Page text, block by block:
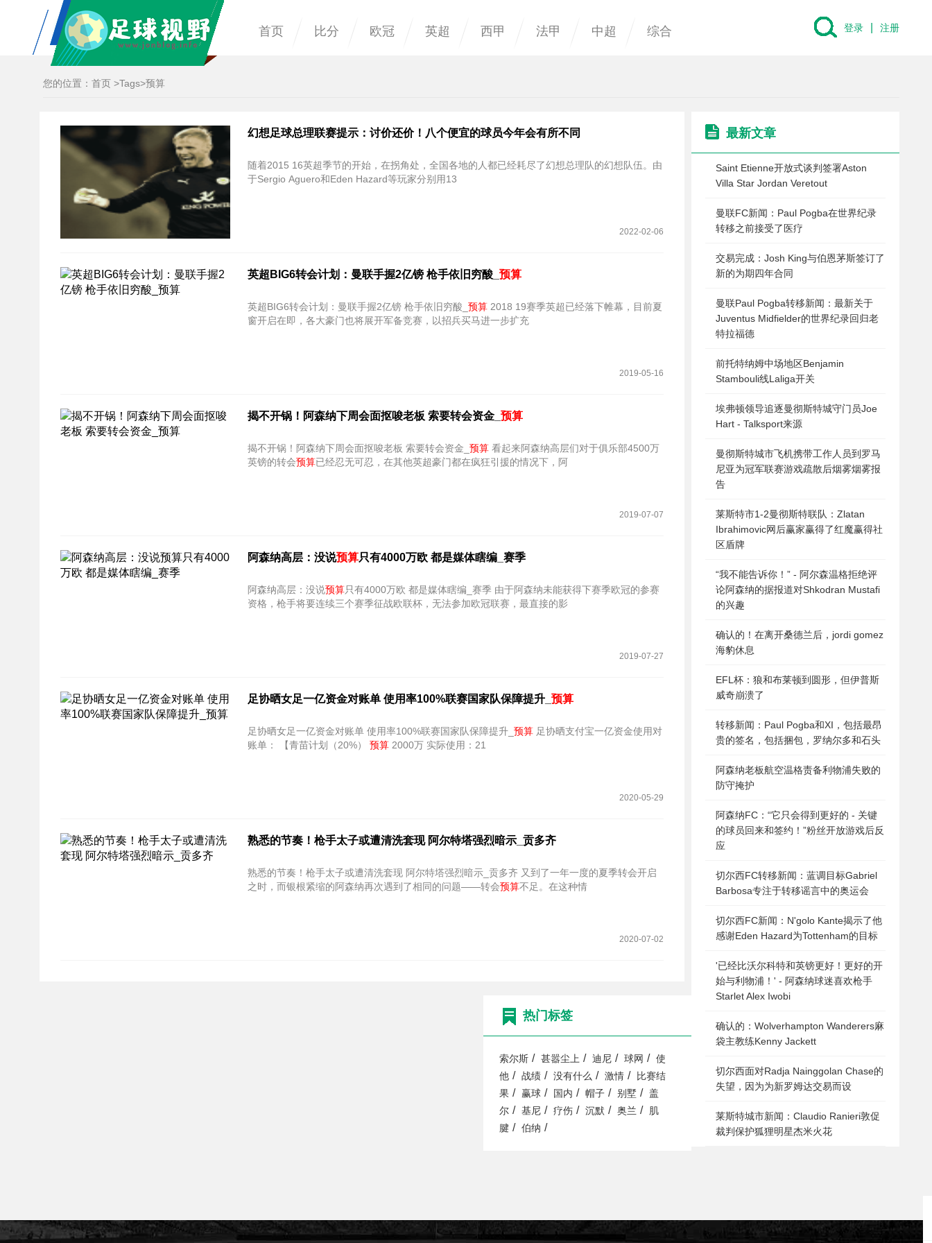
首页 比分 欧冠 英超 西甲 法甲 中超 综合 登录 注册
您的位置： 首页 >Tags>预算
幻想足球总理联赛提示：讨价还价！八个便宜的球员今年会有所不同
随着2015 16英超季节的开始，在拐角处，全国各地的人都已经耗尽了幻想总理队的幻想队伍。由
于Sergio Aguero和Eden Hazard等玩家分别用13
2022-02-06
英超BIG6转会计划：曼联手握2亿镑 枪手依旧穷酸_ 预算
英超BIG6转会计划：曼联手握2亿镑 枪手依旧穷酸_ 预算
窗开启在即，各大豪门也将展开军备竞赛，以招兵买马进一步扩充
2019-05-16
揭不开锅！阿森纳下周会面抠唆老板 索要转会资金_ 预算
揭不开锅！阿森纳下周会面抠唆老板 索要转会资金_ 预算
英镑的转会预算已经忍无可忍，在其他英超豪门都在疯狂引援的情况下，阿
2019-07-07
阿森纳高层：没说预算只有4000万欧 都是媒体瞎编_赛季
阿森纳高层：没说预算只有4000万欧 都是媒体瞎编_赛季 由于阿森纳未能获得下赛季欧冠的参赛
资格，枪手将要连续三个赛季征战欧联杯，无法参加欧冠联赛，最直接的影
2019-07-27
足协晒女足一亿资金对账单 使用率100%联赛国家队保障提升_ 预算
足协晒女足一亿资金对账单 使用率100%联赛国家队保障提升_ 预算 足协晒支付宝一亿资金使用对
账单： 【青苗计划（20%） 预算 2000万 实际使用：21
2020-05-29
熟悉的节奏！枪手太子或遭清洗套现 阿尔特塔强烈暗示_贡多齐
熟悉的节奏！枪手太子或遭清洗套现 阿尔特塔强烈暗示_贡多齐 又到了一年一度的夏季转会开启
之时，而银根紧缩的阿森纳再次遇到了相同的问题——转会预算不足。在这种情
2020-07-02
最新文章
Saint Etienne开放式谈判签署Aston
Villa Star Jordan Veretout
曼联FC新闻：Paul Pogba在世界纪录
转移之前接受了医疗
交易完成：Josh King与伯恩茅斯签订了
新的为期四年合同
曼联Paul Pogba转移新闻：最新关于
Juventus Midfielder的世界纪录回归老
特拉福德
前托特纳姆中场地区Benjamin
Stambouli线Laliga开关
埃弗顿领导追逐曼彻斯特城守门员Joe
Hart - Talksport来源
曼彻斯特城市飞机携带工作人员到罗马
尼亚为冠军联赛游戏疏散后烟雾烟雾报
告
莱斯特市1-2曼彻斯特联队：Zlatan
Ibrahimovic网后赢家赢得了红魔赢得社
区盾牌
“我不能告诉你！” - 阿尔森温格拒绝评
论阿森纳的据报道对Shkodran Mustafi
的兴趣
确认的！在离开桑德兰后，jordi gomez
海豹休息
EFL杯：狼和布莱顿到圆形，但伊普斯
威奇崩溃了
转移新闻：Paul Pogba和XI，包括最昂
贵的签名，包括捆包，罗纳尔多和石头
阿森纳老板航空温格责备利物浦失败的
防守掩护
阿森纳FC：“它只会得到更好的 - 关键
的球员回来和签约！”粉丝开放游戏后反
应
切尔西FC转移新闻：蓝调目标Gabriel
Barbosa专注于转移谣言中的奥运会
切尔西FC新闻：N'golo Kante揭示了他
感谢Eden Hazard为Tottenham的目标
'已经比沃尔科特和英镑更好！更好的开
始与利物浦！' - 阿森纳球迷喜欢枪手
Starlet Alex Iwobi
确认的：Wolverhampton Wanderers麻
袋主教练Kenny Jackett
切尔西面对Radja Nainggolan Chase的
失望，因为为新罗姆达交易而设
莱斯特城市新闻：Claudio Ranieri敦促
裁判保护狐狸明星杰米火花
热门标签
索尔斯 / 甚嚣尘上 / 迪尼 / 球网 /
使
他 / 战绩 / 没有什么 / 激情 /
比赛结
果 / 赢球 / 国内 / 帽子 / 别墅 /
盖
尔 / 基尼 / 疗伤 / 沉默 / 奥兰 /
肌
腱 / 伯纳 /